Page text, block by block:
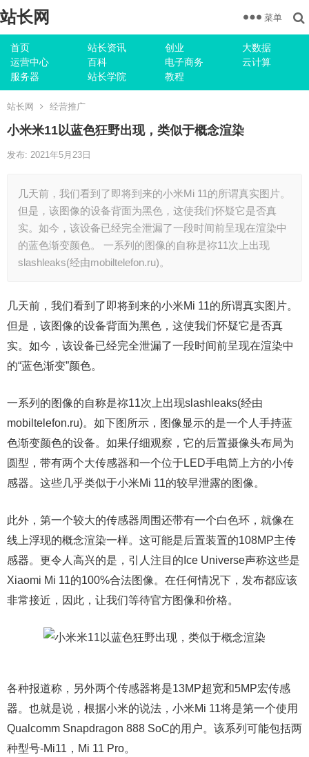
站长网
首页 站长资讯 创业
大数据
运营中心
百科 电子商务
云计算
服务器
站长学院 教程
菜单
站长网 经营推广
小米米11以蓝色狂野出现，类似于概念渲染
发布: 2021年5月23日
几天前，我们看到了即将到来的小米Mi 11的所谓真实图片。
但是，该图像的设备背面为黑色，这使我们怀疑它是否真
实。如今，该设备已经完全泄漏了一段时间前呈现在渲染中
的蓝色渐变颜色。 一系列的图像的自称是祢11次上出现
slashleaks(经由mobiltelefon.ru)。
几天前，我们看到了即将到来的小米Mi 11的所谓真实图片。
但是，该图像的设备背面为黑色，这使我们怀疑它是否真
实。如今，该设备已经完全泄漏了一段时间前呈现在渲染中
的“蓝色渐变”颜色。
一系列的图像的自称是祢11次上出现slashleaks(经由
mobiltelefon.ru)。如下图所示，图像显示的是一个人手持蓝
色渐变颜色的设备。如果仔细观察，它的后置摄像头布局为
圆型，带有两个大传感器和一个位于LED手电筒上方的小传
感器。这些几乎类似于小米Mi 11的较早泄露的图像。
此外，第一个较大的传感器周围还带有一个白色环，就像在
线上浮现的概念渲染一样。这可能是后置装置的108MP主传
感器。更令人高兴的是，引人注目的Ice Universe声称这些是
Xiaomi Mi 11的100%合法图像。在任何情况下，发布都应该
非常接近，因此，让我们等待官方图像和价格。
各种报道称，另外两个传感器将是13MP超宽和5MP宏传感
器。也就是说，根据小米的说法，小米Mi 11将是第一个使用
Qualcomm Snapdragon 888 SoC的用户。该系列可能包括两
种型号-Mi11，Mi 11 Pro。